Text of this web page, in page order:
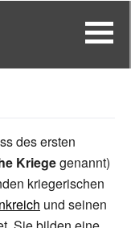
des ersten
Kriegegenannt)
kriegerischen
und seinen